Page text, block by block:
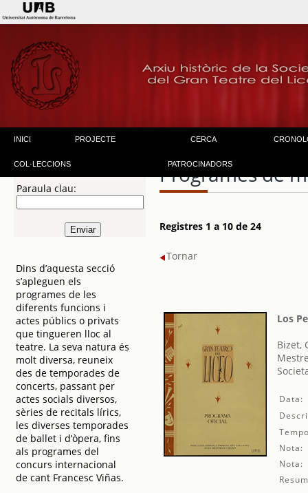
INICI PROJECTE CERCA
COL·LECCIONS PATROCINADORS
Paraula clau:
Dins d’aquesta secció
s’apleguen els
programes de les
diferents funcions i
actes públics o privats
que tingueren lloc al
teatre. La seva natura és
molt diversa, reuneix
des de temporades de
concerts, passant per
actes socials diversos,
sèries de recitals lírics,
les diverses temporades
de ballet i d’òpera, fins
als programes del
concurs internacional
de cant Francesc Viñas.
Programes de
Registres 1 a 10 de 24
Tornar
Los
Bizet,
Data:
Nota:
Nota: